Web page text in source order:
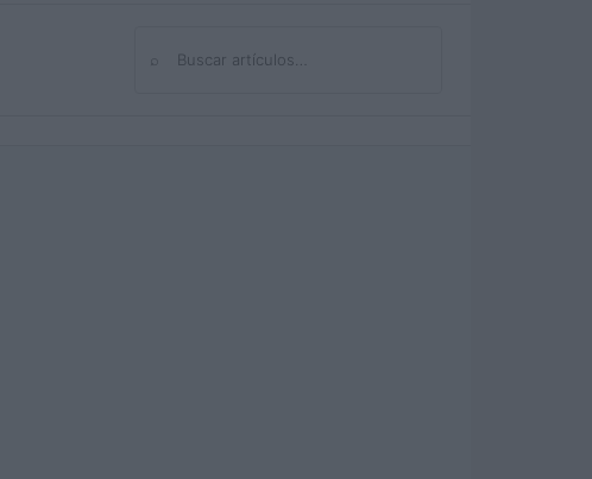
Buscar